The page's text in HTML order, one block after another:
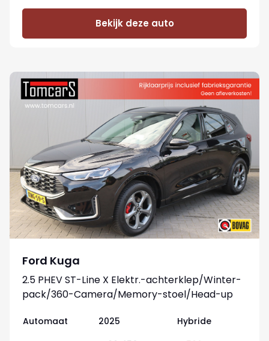
Bekijk deze auto
Ford Kuga
2.5 PHEV ST-Line X Elektr.-achterklep/Winter-
pack/360-Camera/Memory-stoel/Head-up
Automaat 2025 Hybride